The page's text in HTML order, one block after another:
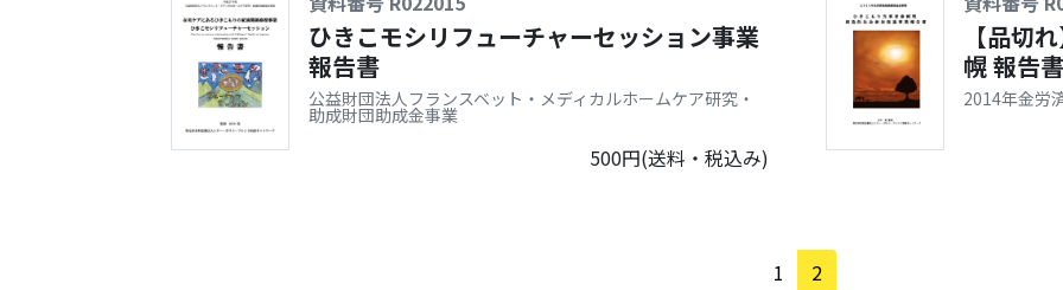
ひきこモシリフューチャーセッション事業
報告書
公益財団法人フランスベット・メディカルホームケア研究・
助成財団助成金事業
500円(送料・税込み)
【品切
幌 報告書
2014年金労
1 2